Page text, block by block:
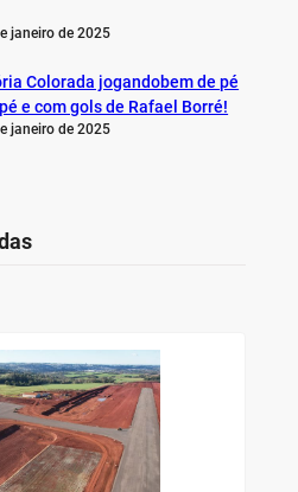
janeiro de 2025
Colorada jogandobem de pé
e com gols de Rafael Borré!
janeiro de 2025